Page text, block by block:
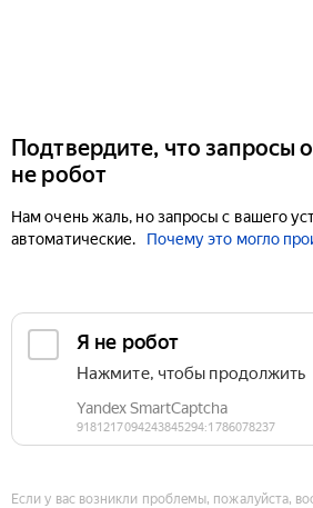
Подтвердите, что запросы
не робот
Нам очень жаль, но запросы с вашего
автоматические.
Почему это могло
Если у вас возникли проблемы, пожалуйста,